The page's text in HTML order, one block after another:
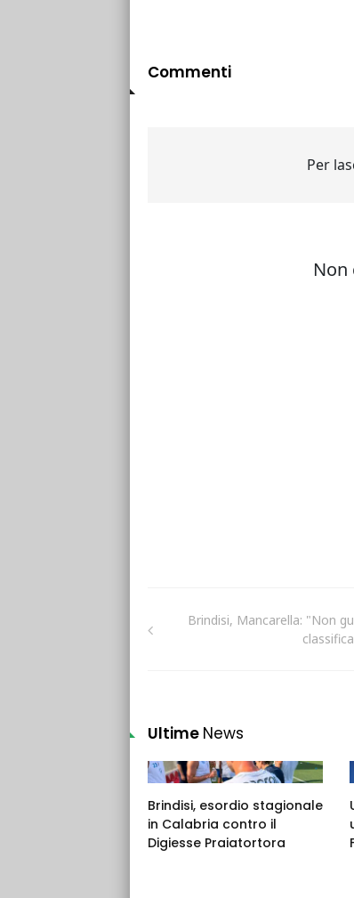
Commenti
Brindisi, Mancarella: "Non
Ultime News
Brindisi, esordio stagionale
in Calabria contro il
Digiesse Praiatortora